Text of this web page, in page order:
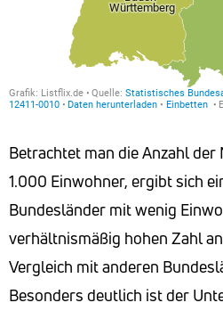
Betrachtet man die Anzahl
1.000 Einwohner, ergibt sich
Bundesländer mit wenig
verhältnismäßig hohen Zahl
Vergleich mit anderen
Besonders deutlich ist der